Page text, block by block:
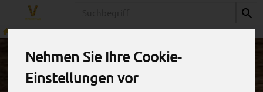
Nehmen Sie Ihre Cookie-
Einstellungen vor
Obst Äpfel